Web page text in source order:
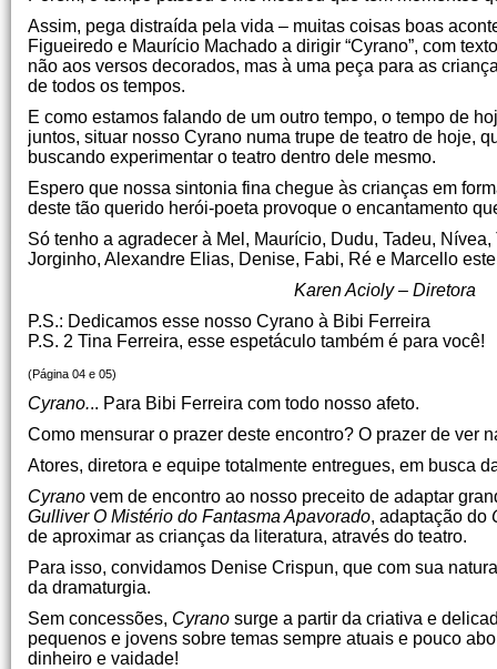
Assim, pega distraída pela vida – muitas coisas boas
Figueiredo e Maurício Machado a dirigir “Cyrano”, com
não aos versos decorados, mas à uma peça para as
de todos os tempos.
E como estamos falando de um outro tempo, o tempo de
juntos, situar nosso Cyrano numa trupe de teatro de hoje,
buscando experimentar o teatro dentro dele mesmo.
Espero que nossa sintonia fina chegue às crianças em
deste tão querido herói-poeta provoque o encantamento
Só tenho a agradecer à Mel, Maurício, Dudu, Tadeu,
Jorginho, Alexandre Elias, Denise, Fabi, Ré e Marcello
Karen Acioly – Diretora
P.S.: Dedicamos esse nosso Cyrano à Bibi Ferreira
P.S. 2 Tina Ferreira, esse espetáculo também é para você!
(Página 04 e 05)
Cyrano... Para Bibi Ferreira com todo nosso afeto.
Como mensurar o prazer deste encontro? O prazer de ver
Atores, diretora e equipe totalmente entregues, em busca
Cyrano vem de encontro ao nosso preceito de adaptar
Gulliver O Mistério do Fantasma Apavorado, adaptação do
de aproximar as crianças da literatura, através do teatro.
Para isso, convidamos Denise Crispun, que com sua
da dramaturgia.
Sem concessões, Cyrano surge a partir da criativa e
pequenos e jovens sobre temas sempre atuais e pouco
dinheiro e vaidade!